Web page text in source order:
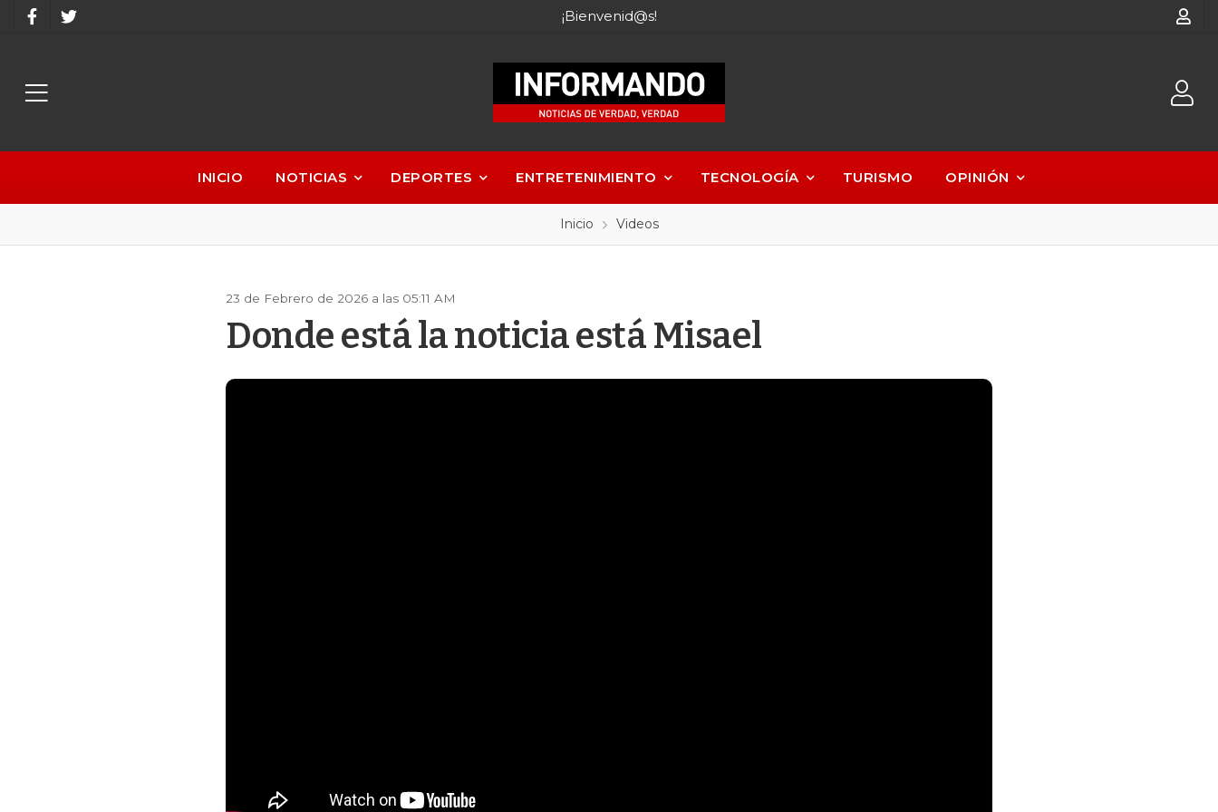
¡Bienvenid@s!
INICIO NOTICIAS DEPORTES ENTRETENIMIENTO TECNOLOGÍA TURISMO OPINIÓN
Inicio Videos
23 de Febrero de 2026 a las 05:11 AM
Donde está la noticia está Misael